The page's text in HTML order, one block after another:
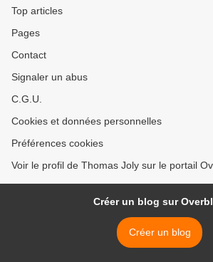
Top articles
Pages
Contact
Signaler un abus
C.G.U.
Cookies et données personnelles
Préférences cookies
Voir le profil de Thomas Joly sur le portail
Créer un blog sur
Créer un blog